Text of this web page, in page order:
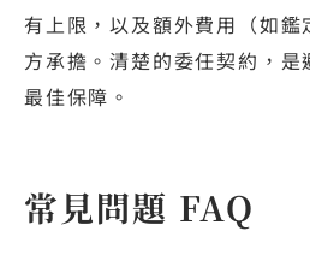
有上限，以及額外費用（如
方承擔。清楚的委任契約，
最佳保障。
常見問題 FAQ